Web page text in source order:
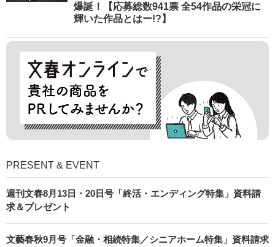
爆誕！【応募総数941票 全54作品の栄冠に
輝いた作品とはー!?】
PRESENT & EVENT
週刊文春8月13日・20日号「終活・エンディング特集」資料請
求＆プレゼント
文藝春秋9月号「金融・相続特集／シニアホーム特集」資料請求